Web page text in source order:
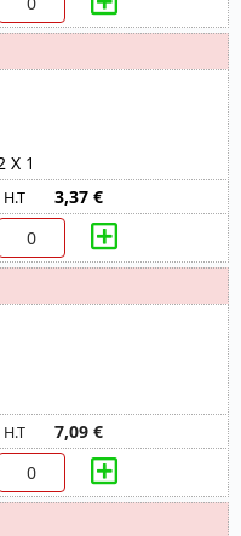
X 1
3,37 €
7,09 €